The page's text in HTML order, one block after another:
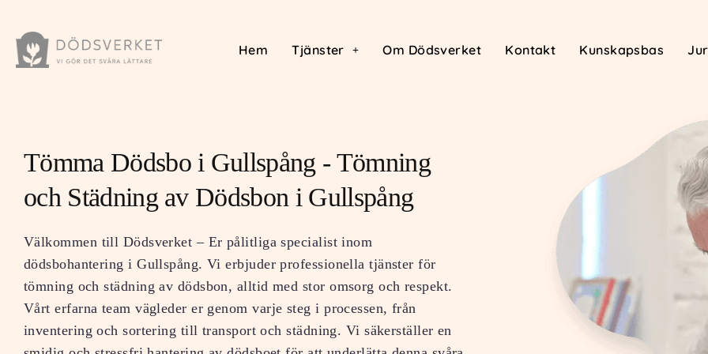
Hem Tjänster Om Dödsverket Kontakt Kunskapsbas
Tömma Dödsbo i Gullspång - Tömning
och Städning av Dödsbon i Gullspång
Välkommen till Dödsverket – Er pålitliga specialist inom
dödsbohantering i Gullspång. Vi erbjuder professionella tjänster för
tömning och städning av dödsbon, alltid med stor omsorg och respekt.
Vårt erfarna team vägleder er genom varje steg i processen, från
inventering och sortering till transport och städning. Vi säkerställer en